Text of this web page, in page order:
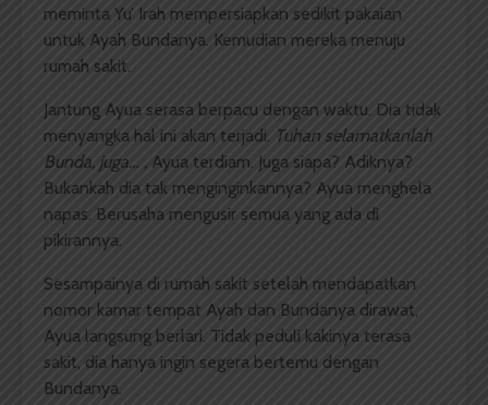
meminta Yu’ Irah mempersiapkan sedikit pakaian
untuk Ayah Bundanya. Kemudian mereka menuju
rumah sakit.
Jantung Ayua serasa berpacu dengan waktu. Dia tidak
menyangka hal ini akan terjadi. Tuhan selamatkanlah
Bunda, juga… , Ayua terdiam. Juga siapa? Adiknya?
Bukankah dia tak menginginkannya? Ayua menghela
napas. Berusaha mengusir semua yang ada di
pikirannya.
Sesampainya di rumah sakit setelah mendapatkan
nomor kamar tempat Ayah dan Bundanya dirawat,
Ayua langsung berlari. Tidak peduli kakinya terasa
sakit, dia hanya ingin segera bertemu dengan
Bundanya.